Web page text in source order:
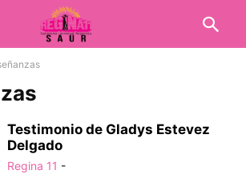
Testimonio de Gladys Estevez
Delgado
Regina 11 -